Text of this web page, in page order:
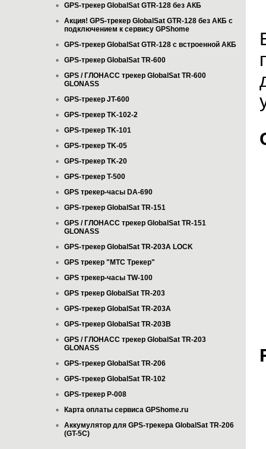
GPS-трекер GlobalSat GTR-128 без АКБ
Акция! GPS-трекер GlobalSat GTR-128 без АКБ с
подключением к сервису GPShome
GPS-трекер GlobalSat GTR-128 с встроенной АКБ
GPS-трекер GlobalSat TR-600
GPS / ГЛОНАСС трекер GlobalSat TR-600
GLONASS
GPS-трекер JT-600
GPS-трекер TK-102-2
GPS-трекер TK-101
GPS-трекер TK-05
GPS-трекер TK-20
GPS-трекер T-500
GPS трекер-часы DA-690
GPS-трекер GlobalSat TR-151
GPS / ГЛОНАСС трекер GlobalSat TR-151
GLONASS
GPS-трекер GlobalSat TR-203А LOCK
GPS трекер "МТС Трекер"
GPS трекер-часы TW-100
GPS трекер GlobalSat TR-203
GPS-трекер GlobalSat TR-203А
GPS-трекер GlobalSat TR-203B
GPS / ГЛОНАСС трекер GlobalSat TR-203
GLONASS
GPS-трекер GlobalSat TR-206
GPS-трекер GlobalSat TR-102
GPS-трекер P-008
Карта оплаты сервиса GPShome.ru
Аккумулятор для GPS-трекера GlobalSat TR-206
(GT-5C)